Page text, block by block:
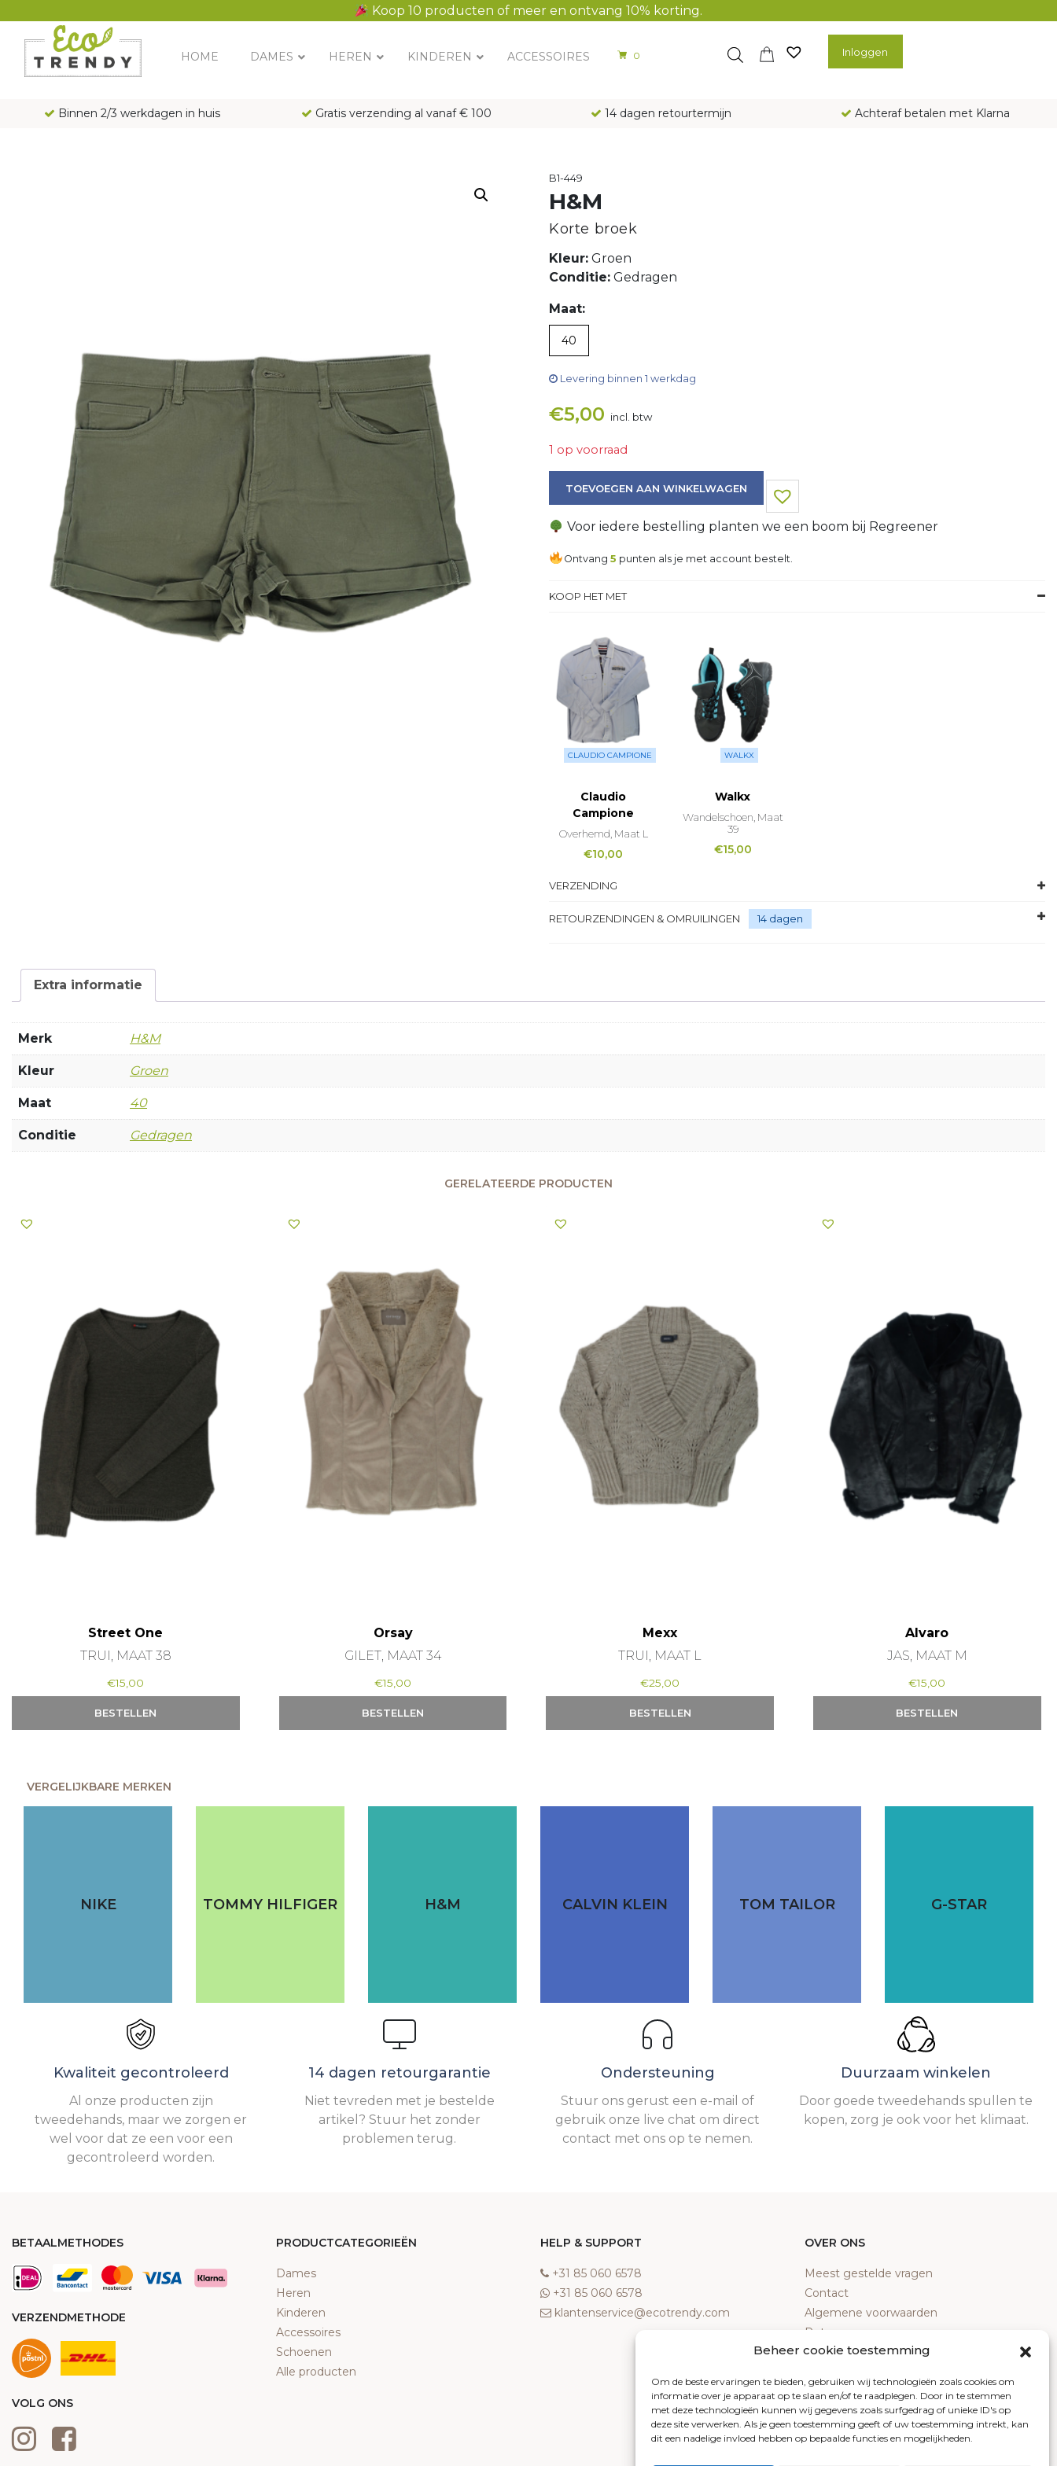
Koop 10 producten of meer en ontvang 10% korting.
Beheer cookie toestemming
Om de beste ervaringen te bieden, gebruiken wij technologieën zoals cookies om
informatie over je apparaat op te slaan en/of te raadplegen. Door in te stemmen
met deze technologieën kunnen wij gegevens zoals surfgedrag of unieke ID's op
deze site verwerken. Als je geen toestemming geeft of uw toestemming intrekt, kan
dit een nadelige invloed hebben op bepaalde functies en mogelijkheden.
Main Navigation
HOME DAMES HEREN KINDEREN ACCESSOIRES 0 Inloggen
Binnen 2/3 werkdagen in huis Gratis verzending al vanaf € 100 14 dagen retourtermijn Achteraf betalen met Klarna
B1-449
H&M
Korte broek
Kleur: Groen
Conditie: Gedragen
Maat:
40
Levering binnen 1 werkdag
€5,00 incl. btw
1 op voorraad
TOEVOEGEN AAN WINKELWAGEN
Voor iedere bestelling planten we een boom bij Regreener
Ontvang 5 punten als je met account bestelt.
KOOP HET MET
CLAUDIO CAMPIONE
Claudio
Campione
Overhemd, Maat L
€10,00
WALKX
Walkx
Wandelschoen, Maat
39
€15,00
VERZENDING
RETOURZENDINGEN & OMRUILINGEN 14 dagen
Extra informatie
Merk H&M
Kleur Groen
Maat 40
Conditie Gedragen
GERELATEERDE PRODUCTEN
Street One
TRUI, MAAT 38
€15,00
BESTELLEN
Orsay
GILET, MAAT 34
€15,00
BESTELLEN
Mexx
TRUI, MAAT L
€25,00
BESTELLEN
Alvaro
JAS, MAAT M
€15,00
BESTELLEN
VERGELIJKBARE MERKEN
NIKE TOMMY HILFIGER H&M CALVIN KLEIN TOM TAILOR G-STAR
Kwaliteit gecontroleerd
Al onze producten zijn
tweedehands, maar we zorgen er
wel voor dat ze een voor een
gecontroleerd worden.
14 dagen retourgarantie
Niet tevreden met je bestelde
artikel? Stuur het zonder
problemen terug.
Ondersteuning
Stuur ons gerust een e-mail of
gebruik onze live chat om direct
contact met ons op te nemen.
Duurzaam winkelen
Door goede tweedehands spullen te
kopen, zorg je ook voor het klimaat.
BETAALMETHODES
VERZENDMETHODE
VOLG ONS
PRODUCTCATEGORIEËN
Dames
Heren
Kinderen
Accessoires
Schoenen
Alle producten
HELP & SUPPORT
‎+31 85 060 6578
‎+31 85 060 6578
klantenservice@ecotrendy.com
OVER ONS
Meest gestelde vragen
Contact
Algemene voorwaarden
Retourneren
Klachten
Cookiebeleid